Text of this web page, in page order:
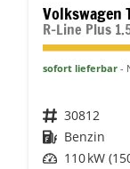
Volkswagen
R-Line Plus
sofort lieferbar
Fahrzeugnr. 30812
Kraftstoff Benzin
Leistung 110 kW